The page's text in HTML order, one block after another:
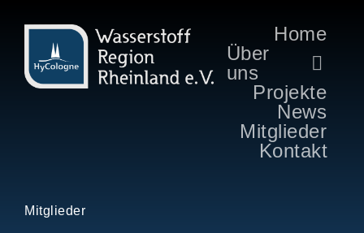
Home
Über
uns
Projekte
News
Mitglieder
Kontakt
Mitglieder